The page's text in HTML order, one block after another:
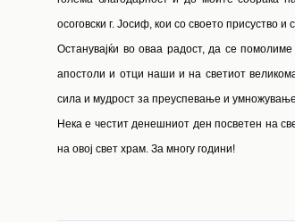
осоговски г. Јосиф, кои со своето присуство
Останувајќи во оваа радост, да се
апостоли и отци наши и на светиот
сила и мудрост за преуспевање и
Нека е честит денешниот ден посветен на
на овој свет храм. За многу години!